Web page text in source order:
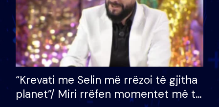
“Krevati me Selin më rrëzoi të gjitha
planet”/ Miri rrëfen momentet më të